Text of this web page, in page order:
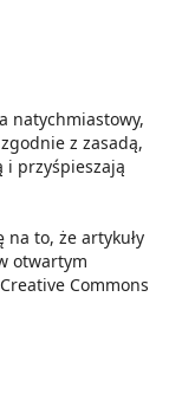
natychmiastowy,
z zasadą,
i przyśpieszają
na to, że artykuły
otwartym
Commons